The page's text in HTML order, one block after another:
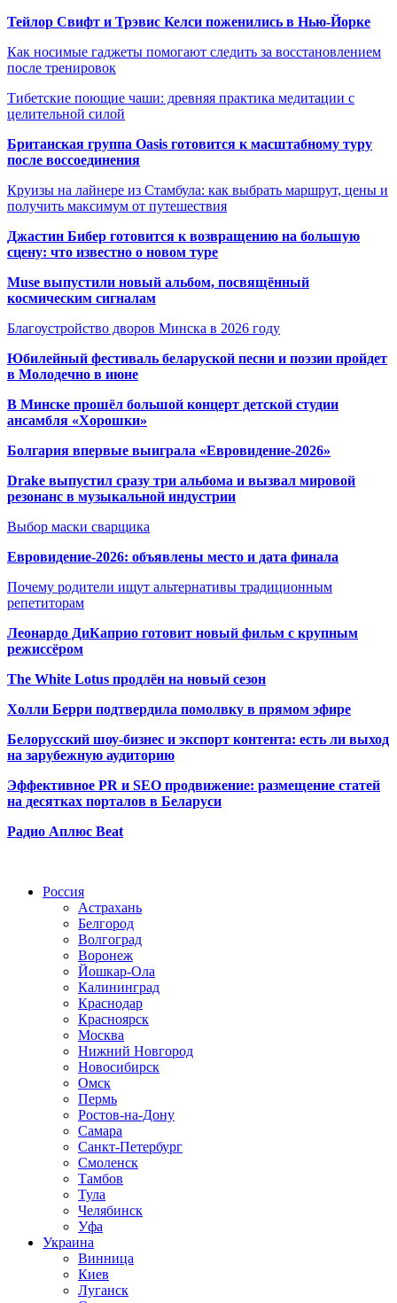
Тейлор Свифт и Трэвис Келси поженились в Нью-Йорке
Как носимые гаджеты помогают следить за восстановлением
после тренировок
Тибетские поющие чаши: древняя практика медитации с
целительной силой
Британская группа Oasis готовится к масштабному туру
после воссоединения
Круизы на лайнере из Стамбула: как выбрать маршрут, цены и
получить максимум от путешествия
Джастин Бибер готовится к возвращению на большую
сцену: что известно о новом туре
Muse выпустили новый альбом, посвящённый
космическим сигналам
Благоустройство дворов Минска в 2026 году
Юбилейный фестиваль беларуской песни и поэзии пройдет
в Молодечно в июне
В Минске прошёл большой концерт детской студии
ансамбля «Хорошки»
Болгария впервые выиграла «Евровидение-2026»
Drake выпустил сразу три альбома и вызвал мировой
резонанс в музыкальной индустрии
Выбор маски сварщика
Евровидение-2026: объявлены место и дата финала
Почему родители ищут альтернативы традиционным
репетиторам
Леонардо ДиКаприо готовит новый фильм с крупным
режиссёром
The White Lotus продлён на новый сезон
Холли Берри подтвердила помолвку в прямом эфире
Белорусский шоу-бизнес и экспорт контента: есть ли выход
на зарубежную аудиторию
Эффективное PR и SEO продвижение: размещение статей
на десятках порталов в Беларуси
Радио Аплюс Beat
Россия
Астрахань
Белгород
Волгоград
Воронеж
Йошкар-Ола
Калининград
Краснодар
Красноярск
Москва
Нижний Новгород
Новосибирск
Омск
Пермь
Ростов-на-Дону
Самара
Санкт-Петербург
Смоленск
Тамбов
Тула
Челябинск
Уфа
Украина
Винница
Киев
Луганск